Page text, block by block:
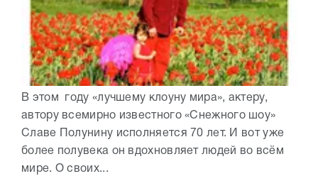
В этом году «лучшему клоуну мира», актеру,
автору всемирно известного «Снежного шоу»
Славе Полунину исполняется 70 лет. И вот уже
более полувека он вдохновляет людей во всём
мире. О своих...